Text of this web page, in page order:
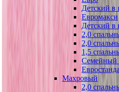
Детский в
Евромакси
Детский в
2,0
2,0
1,5
Семейный
Махровый
2,0